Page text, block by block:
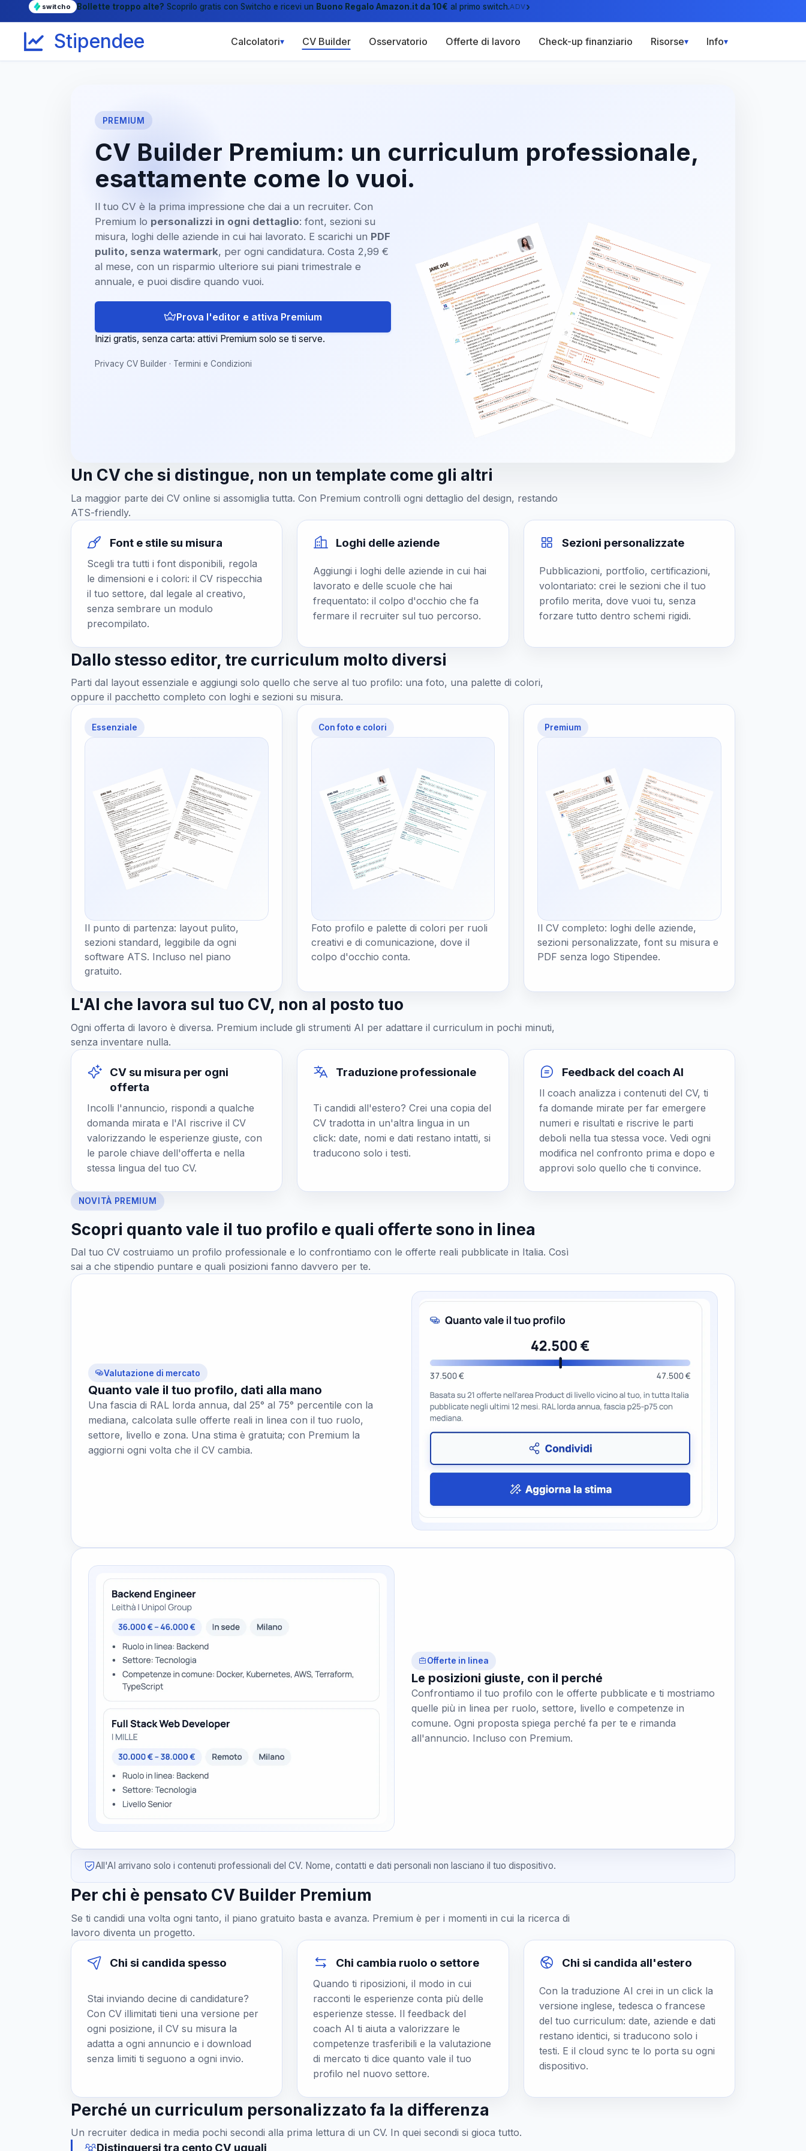
switcho Bollette troppo alte? Scoprilo gratis con Switcho e ricevi un Buono Regalo Amazon.it da 10€ al primo switch.ADV›
Stipendee Calcolatori▾ CV Builder Osservatorio Offerte di lavoro Check-up finanziario Risorse▾ Info▾
PREMIUM
CV Builder Premium: un curriculum professionale,
esattamente come lo vuoi.
Il tuo CV è la prima impressione che dai a un recruiter. Con
Premium lo personalizzi in ogni dettaglio: font, sezioni su
misura, loghi delle aziende in cui hai lavorato. E scarichi un PDF
pulito, senza watermark, per ogni candidatura. Costa 2,99 €
al mese, con un risparmio ulteriore sui piani trimestrale e
annuale, e puoi disdire quando vuoi.
Prova l'editor e attiva Premium
Inizi gratis, senza carta: attivi Premium solo se ti serve.
Privacy CV Builder · Termini e Condizioni
Un CV che si distingue, non un template come gli altri
La maggior parte dei CV online si assomiglia tutta. Con Premium controlli ogni dettaglio del design, restando
ATS-friendly.
Font e stile su misura
Scegli tra tutti i font disponibili, regola
le dimensioni e i colori: il CV rispecchia
il tuo settore, dal legale al creativo,
senza sembrare un modulo
precompilato.
Loghi delle aziende
Aggiungi i loghi delle aziende in cui hai
lavorato e delle scuole che hai
frequentato: il colpo d'occhio che fa
fermare il recruiter sul tuo percorso.
Sezioni personalizzate
Pubblicazioni, portfolio, certificazioni,
volontariato: crei le sezioni che il tuo
profilo merita, dove vuoi tu, senza
forzare tutto dentro schemi rigidi.
Dallo stesso editor, tre curriculum molto diversi
Parti dal layout essenziale e aggiungi solo quello che serve al tuo profilo: una foto, una palette di colori,
oppure il pacchetto completo con loghi e sezioni su misura.
Essenziale
Il punto di partenza: layout pulito,
sezioni standard, leggibile da ogni
software ATS. Incluso nel piano
gratuito.
Con foto e colori
Foto profilo e palette di colori per ruoli
creativi e di comunicazione, dove il
colpo d'occhio conta.
Premium
Il CV completo: loghi delle aziende,
sezioni personalizzate, font su misura e
PDF senza logo Stipendee.
L'AI che lavora sul tuo CV, non al posto tuo
Ogni offerta di lavoro è diversa. Premium include gli strumenti AI per adattare il curriculum in pochi minuti,
senza inventare nulla.
CV su misura per ogni
offerta
Incolli l'annuncio, rispondi a qualche
domanda mirata e l'AI riscrive il CV
valorizzando le esperienze giuste, con
le parole chiave dell'offerta e nella
stessa lingua del tuo CV.
Traduzione professionale
Ti candidi all'estero? Crei una copia del
CV tradotta in un'altra lingua in un
click: date, nomi e dati restano intatti, si
traducono solo i testi.
Feedback del coach AI
Il coach analizza i contenuti del CV, ti
fa domande mirate per far emergere
numeri e risultati e riscrive le parti
deboli nella tua stessa voce. Vedi ogni
modifica nel confronto prima e dopo e
approvi solo quello che ti convince.
NOVITÀ PREMIUM
Scopri quanto vale il tuo profilo e quali offerte sono in linea
Dal tuo CV costruiamo un profilo professionale e lo confrontiamo con le offerte reali pubblicate in Italia. Così
sai a che stipendio puntare e quali posizioni fanno davvero per te.
Valutazione di mercato
Quanto vale il tuo profilo, dati alla mano
Una fascia di RAL lorda annua, dal 25° al 75° percentile con la
mediana, calcolata sulle offerte reali in linea con il tuo ruolo,
settore, livello e zona. Una stima è gratuita; con Premium la
aggiorni ogni volta che il CV cambia.
Offerte in linea
Le posizioni giuste, con il perché
Confrontiamo il tuo profilo con le offerte pubblicate e ti mostriamo
quelle più in linea per ruolo, settore, livello e competenze in
comune. Ogni proposta spiega perché fa per te e rimanda
all'annuncio. Incluso con Premium.
All'AI arrivano solo i contenuti professionali del CV. Nome, contatti e dati personali non lasciano il tuo dispositivo.
Per chi è pensato CV Builder Premium
Se ti candidi una volta ogni tanto, il piano gratuito basta e avanza. Premium è per i momenti in cui la ricerca di
lavoro diventa un progetto.
Chi si candida spesso
Stai inviando decine di candidature?
Con CV illimitati tieni una versione per
ogni posizione, il CV su misura la
adatta a ogni annuncio e i download
senza limiti ti seguono a ogni invio.
Chi cambia ruolo o settore
Quando ti riposizioni, il modo in cui
racconti le esperienze conta più delle
esperienze stesse. Il feedback del
coach AI ti aiuta a valorizzare le
competenze trasferibili e la valutazione
di mercato ti dice quanto vale il tuo
profilo nel nuovo settore.
Chi si candida all'estero
Con la traduzione AI crei in un click la
versione inglese, tedesca o francese
del tuo curriculum: date, aziende e dati
restano identici, si traducono solo i
testi. E il cloud sync te lo porta su ogni
dispositivo.
Perché un curriculum personalizzato fa la differenza
Un recruiter dedica in media pochi secondi alla prima lettura di un CV. In quei secondi si gioca tutto.
Distinguersi tra cento CV uguali